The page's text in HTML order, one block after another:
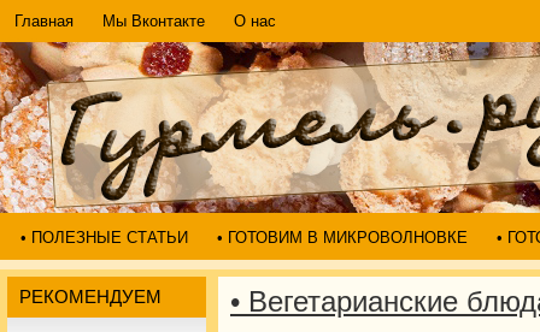
Главная Мы Вконтакте О нас
• ПОЛЕЗНЫЕ СТАТЬИ • ГОТОВИМ В МИКРОВОЛНОВКЕ •
РЕКОМЕНДУЕМ
• Вегетарианские